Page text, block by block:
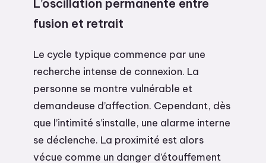
L’oscillation permanente entre
fusion et retrait
Le cycle typique commence par une
recherche intense de connexion. La
personne se montre vulnérable et
demandeuse d’affection. Cependant, dès
que l’intimité s’installe, une alarme interne
se déclenche. La proximité est alors
vécue comme un danger d’étouffement